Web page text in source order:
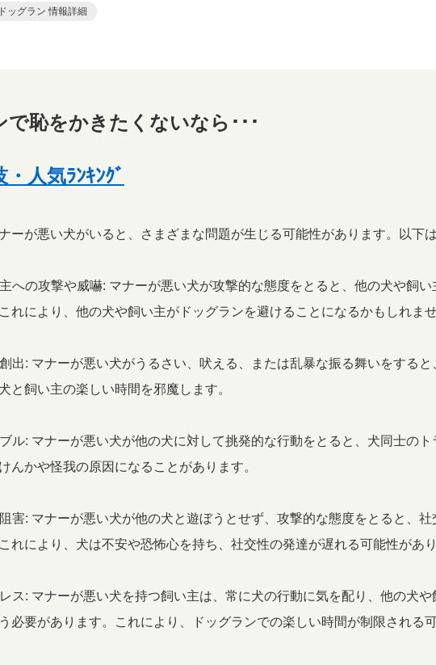
ッグラン 情報詳細
で恥をかきたくないなら･･･
人気ﾗﾝｷﾝｸﾞ
ーが悪い犬がいると、さまざまな問題が生じる可能性があります。以下
への攻撃や威嚇: マナーが悪い犬が攻撃的な態度をとると、他の犬や飼
れにより、他の犬や飼い主がドッグランを避けることになるかもしれま
出: マナーが悪い犬がうるさい、吠える、または乱暴な振る舞いをする
と飼い主の楽しい時間を邪魔します。
ル: マナーが悪い犬が他の犬に対して挑発的な行動をとると、犬同士の
んかや怪我の原因になることがあります。
害: マナーが悪い犬が他の犬と遊ぼうとせず、攻撃的な態度をとると、
れにより、犬は不安や恐怖心を持ち、社交性の発達が遅れる可能性があ
ス: マナーが悪い犬を持つ飼い主は、常に犬の行動に気を配り、他の犬
必要があります。これにより、ドッグランでの楽しい時間が制限される